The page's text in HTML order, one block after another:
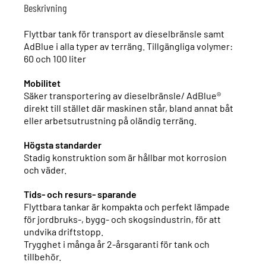
Beskrivning
Flyttbar tank för transport av dieselbränsle samt
AdBlue i alla typer av terräng. Tillgängliga volymer:
60 och 100 liter
Mobilitet
Säker transportering av dieselbränsle/ AdBlue®
direkt till stället där maskinen står, bland annat båt
eller arbetsutrustning på oländig terräng.
Högsta standarder
Stadig konstruktion som är hållbar mot korrosion
och väder.
Tids- och resurs- sparande
Flyttbara tankar är kompakta och perfekt lämpade
för jordbruks-, bygg- och skogsindustrin, för att
undvika driftstopp.
Trygghet i många år 2-årsgaranti för tank och
tillbehör.